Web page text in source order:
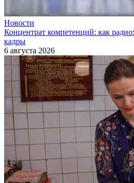
Новости
Концентрат компетенций: как
кадры
6 августа 2026